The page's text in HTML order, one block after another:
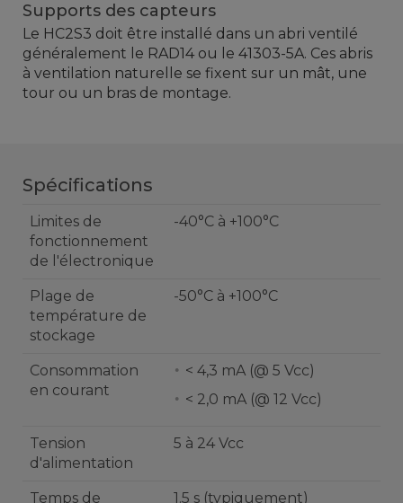
Supports des capteurs
Le HC2S3 doit être installé dans un abri ventilé
généralement le RAD14 ou le 41303-5A. Ces abris
à ventilation naturelle se fixent sur un mât, une
tour ou un bras de montage.
Spécifications
Limites de
fonctionnement
de l'électronique
-40°C à +100°C
Plage de
température de
stockage
-50°C à +100°C
Consommation
en courant
< 4,3 mA (@ 5 Vcc)
< 2,0 mA (@ 12 Vcc)
Tension
d'alimentation
5 à 24 Vcc
Temps de
1.5 s (typiquement)